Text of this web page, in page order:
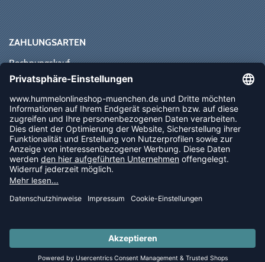
LAST PIECES: Bekleidung - Spare bis zu 65%
ZAHLUNGSARTEN
Rechnungskauf
Paypal
Vorkasse
Sofortüberweisung
NEWSLETTER